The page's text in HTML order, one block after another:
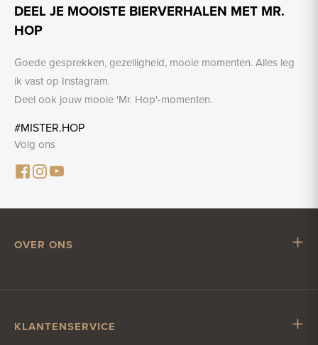
DEEL JE MOOISTE BIERVERHALEN MET MR.
HOP
Goede gesprekken, gezelligheid, mooie momenten. Alles leg
ik vast op Instagram.
Deel ook jouw mooie 'Mr. Hop'-momenten.
#MISTER.HOP
Volg ons
OVER ONS
Vacatures
KLANTENSERVICE